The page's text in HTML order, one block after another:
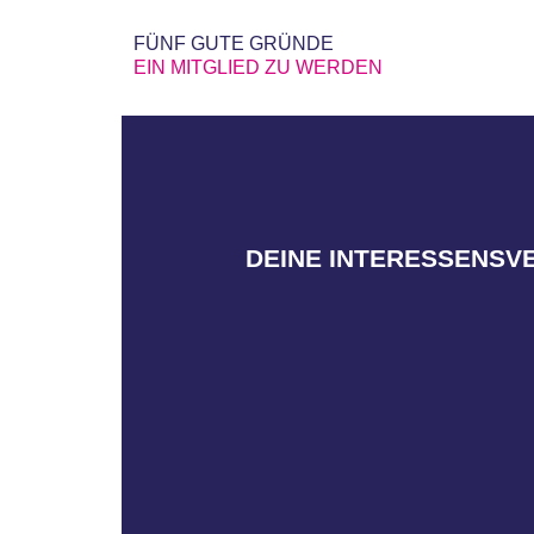
FÜNF GUTE GRÜNDE
EIN MITGLIED ZU WERDEN
DEINE
uns für bessere